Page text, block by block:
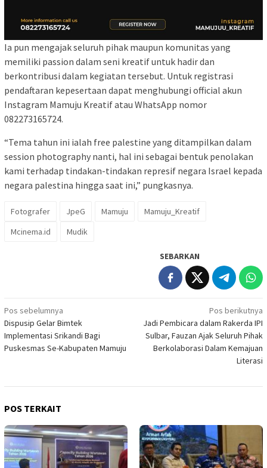
Ia pun mengajak seluruh pihak maupun komunitas yang
memiliki passion dalam seni kreatif untuk hadir dan
berkontribusi dalam kegiatan tersebut. Untuk registrasi
pendaftaran kepesertaan dapat menghubungi official akun
Instagram Mamuju Kreatif atau WhatsApp nomor
082273165724.
“Tema tahun ini ialah free palestine yang ditampilkan dalam
session photography nanti, hal ini sebagai bentuk penolakan
kami terhadap tindakan-tindakan represif negara Israel kepada
negara palestina hingga saat ini,” pungkasnya.
Fotografer JpeG Mamuju
Mamuju_Kreatif
Mcinema.id
Mudik
SEBARKAN
Navigasi
pos
Pos sebelumnya
Dispusip Gelar Bimtek
Implementasi Srikandi Bagi
Puskesmas Se-Kabupaten Mamuju
Pos berikutnya
Jadi Pembicara dalam Rakerda IPI
Sulbar, Fauzan Ajak Seluruh Pihak
Berkolaborasi Dalam Kemajuan
Literasi
POS TERKAIT